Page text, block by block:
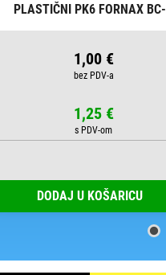
PLASTIČNI PK6 FORNAX BC-
B13 BLISTER
1,00 €
1,25 €
DODAJ U KOŠARICU